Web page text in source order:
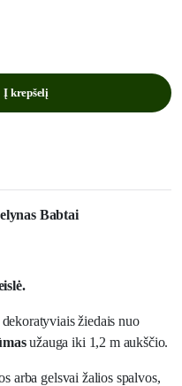
Į krepšelį
Babtai
žiedais nuo
užauga iki 1,2 m aukščio.
arba gelsvai žalios spalvos,